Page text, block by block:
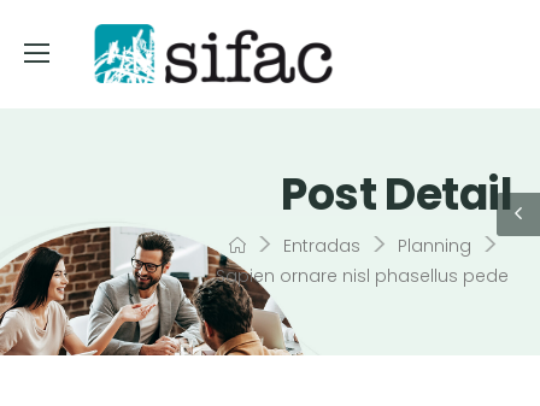
Post Detail
> Entradas > Planning >
Sapien ornare nisl phasellus pede